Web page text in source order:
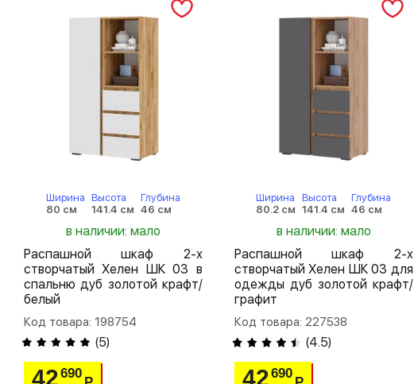
Ширина
80 см
Высота
141.4 см
Глубина
46 см
в наличии: мало
Распашной шкаф 2-х
створчатый Хелен ШК 03 в
спальню дуб золотой крафт/
белый
Код товара: 198754
(5)
42690
Ширина
80.2 см
Высота
141.4 см
Глубина
46 см
в наличии: мало
Распашной шкаф 2-х
створчатый Хелен ШК 03 для
одежды дуб золотой крафт/
графит
Код товара: 227538
(4.5)
42690